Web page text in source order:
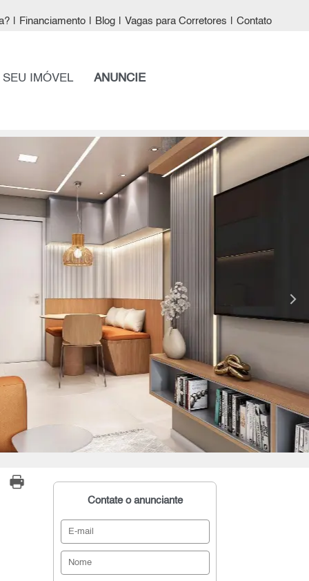
Financiamento Blog Vagas para Corretores Contato
IMÓVEL ANUNCIE
Contate o anunciante